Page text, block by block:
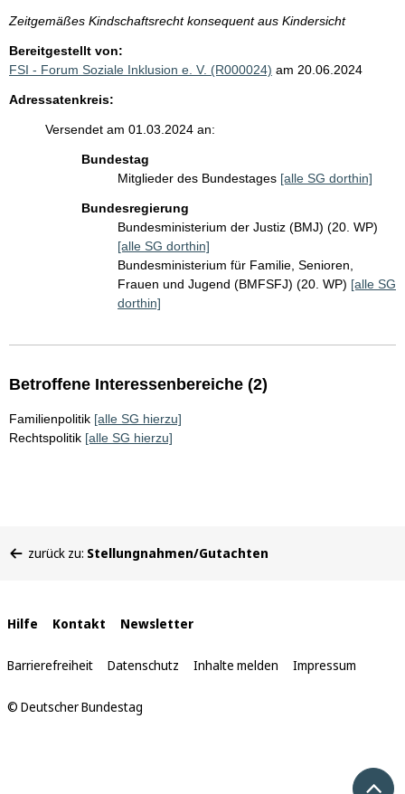
Zeitgemäßes Kindschaftsrecht konsequent aus Kindersicht
Bereitgestellt von:
FSI - Forum Soziale Inklusion e. V. (R000024) am 20.06.2024
Adressatenkreis:
Versendet am 01.03.2024 an:
Bundestag
Mitglieder des Bundestages [alle SG dorthin]
Bundesregierung
Bundesministerium der Justiz (BMJ) (20. WP)
[alle SG dorthin]
Bundesministerium für Familie, Senioren,
Frauen und Jugend (BMFSFJ) (20. WP) [alle SG
dorthin]
Betroffene Interessenbereiche (2)
Familienpolitik [alle SG hierzu]
Rechtspolitik [alle SG hierzu]
befinden
zurück zu: Stellungnahmen/Gutachten
Interne
Links
Hilfe Kontakt Newsletter
Barrierefreiheit Datenschutz Inhalte melden Impressum
© Deutscher Bundestag